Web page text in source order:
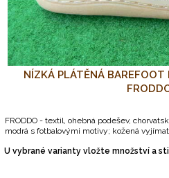
NÍZKÁ PLÁTĚNÁ BAREFOOT
FRODDO - textil, ohebná podešev,
modrá s fotbalovými motivy; kožená
U vybrané varianty vložte množství a